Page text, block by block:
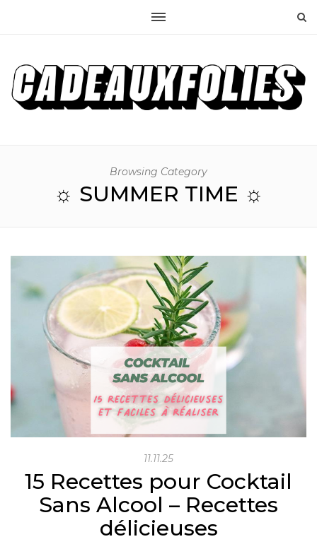
Browsing Category
☼ SUMMER TIME ☼
11.11.25
15 Recettes pour Cocktail
Sans Alcool – Recettes
délicieuses